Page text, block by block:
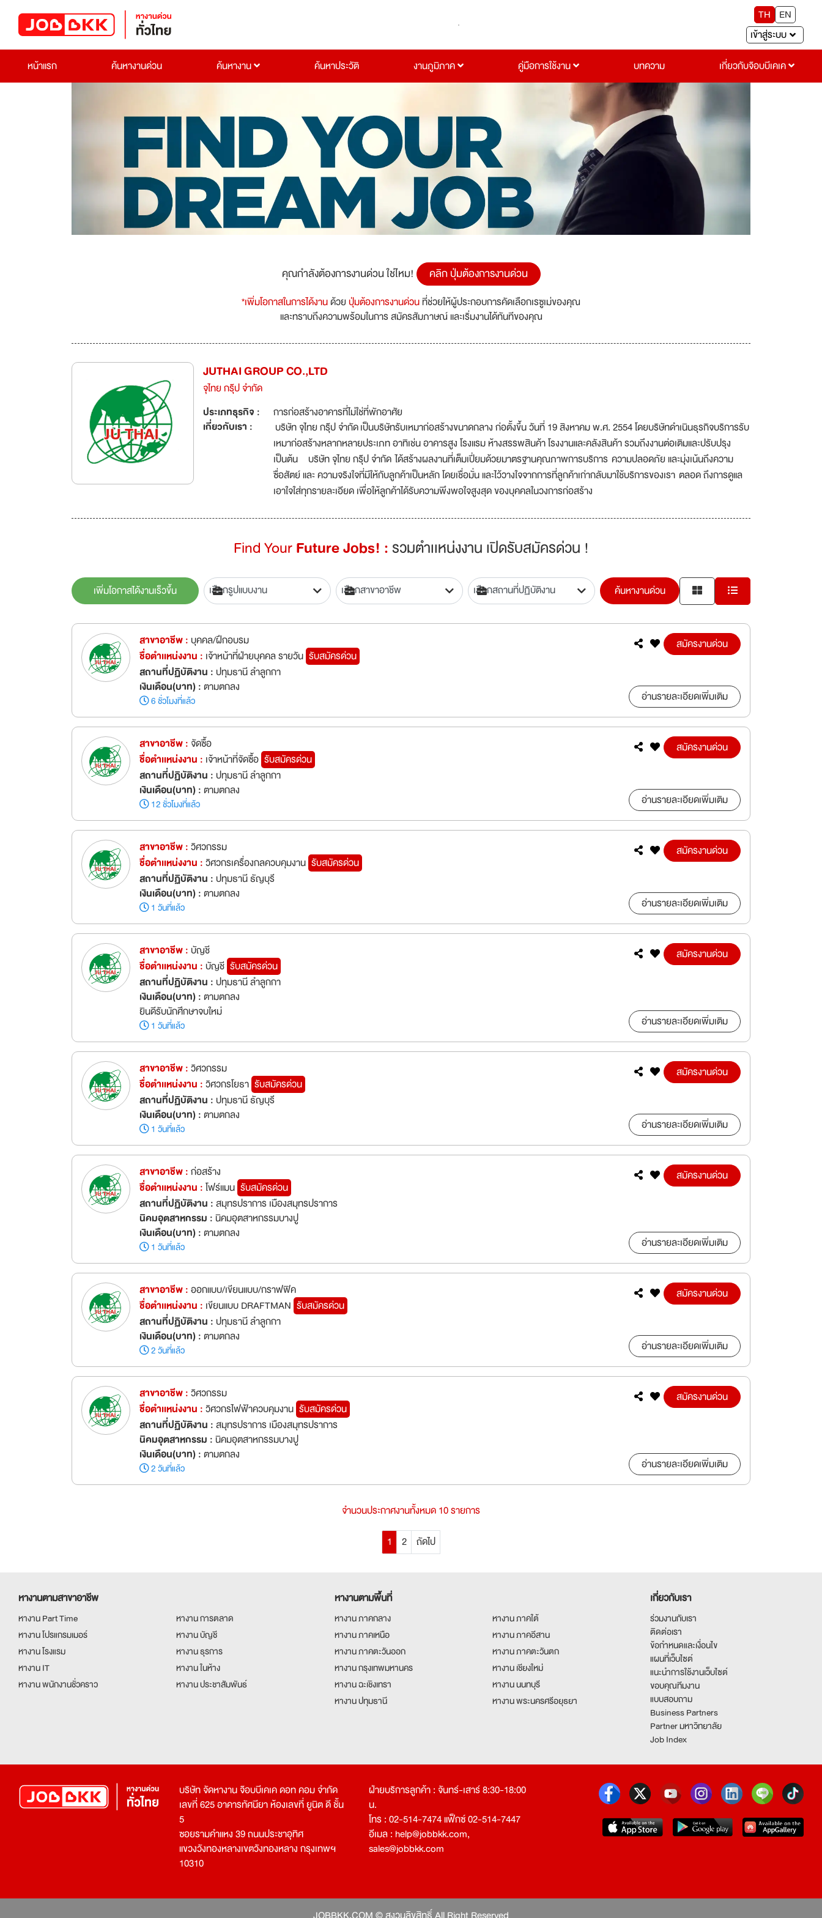
TH
EN
เข้าสู่ระบบ
หน้าแรก
ค้นหางานด่วน ค้นหางาน ค้นหาประวัติ งานภูมิภาค คู่มือการใช้งาน บทความ เกี่ยวกับจ๊อบบีเคเค
คุณกำลังต้องการงานด่วน ใช่ไหม! คลิก ปุ่มต้องการงานด่วน
*เพิ่มโอกาสในการได้งานด้วยปุ่มต้องการงานด่วนที่ช่วยให้ผู้ประกอบการคัดเลือกเรซูเม่ของคุณ
และทราบถึงความพร้อมในการ สมัครสัมภาษณ์ และเริ่มงานได้ทันทีของคุณ
JUTHAI GROUP CO.,LTD
จุไทย กรุ๊ป จำกัด
ประเภทธุรกิจ :
การก่อสร้างอาคารที่ไม่ใช่ที่พักอาศัย
เกี่ยวกับเรา :
บริษัท จุไทย กรุ๊ป จำกัด เป็นบริษัทรับเหมาก่อสร้างขนาดกลาง ก่อตั้งขึ้น วันที่ 19 สิงหาคม พ.ศ. 2554 โดยบริษัทดำเนินธุรกิจบริการรับ
เหมาก่อสร้างหลากหลายประเภท อาทิเช่น อาคารสูง โรงแรม ห้างสรรพสินค้า โรงงานและคลังสินค้า รวมถึงงานต่อเติมและปรับปรุง
เป็นต้น บริษัท จุไทย กรุ๊ป จำกัด ได้สร้างผลงานที่เต็มเปี่ยมด้วยมาตรฐานคุณภาพการบริการ ความปลอดภัย และมุ่งเน้นถึงความ
ซื่อสัตย์ และ ความจริงใจที่มีให้กับลูกค้าเป็นหลัก โดยเชื่อมั่น และไว้วางใจจากการที่ลูกค้าเก่ากลับมาใช้บริการของเรา ตลอด ถึงการดูแล
เอาใจใส่ทุกรายละเอียด เพื่อให้ลูกค้าได้รับความพึงพอใจสูงสุด ของบุคคลในวงการก่อสร้าง
Find YourFuture Jobs! :รวมตำเเหน่งงาน เปิดรับสมัครด่วน !
เพิ่มโอกาสได้งานเร็วขึ้น ค้นหางานด่วน
สาขาอาชีพ :บุคคล/ฝึกอบรม
ชื่อตำเเหน่งงาน : เจ้าหน้าที่ฝ่ายบุคคล รายวัน รับสมัครด่วน
สถานที่ปฏิบัติงาน :ปทุมธานี ลำลูกกา
เงินเดือน(บาท) :ตามตกลง
6 ชั่วโมงที่แล้ว
สมัครงานด่วน
อ่านรายละเอียดเพิ่มเติม
สาขาอาชีพ : จัดซื้อ
ชื่อตำเเหน่งงาน : เจ้าหน้าที่จัดซื้อ รับสมัครด่วน
สถานที่ปฏิบัติงาน :ปทุมธานี ลำลูกกา
เงินเดือน(บาท) :ตามตกลง
12 ชั่วโมงที่แล้ว
สมัครงานด่วน
อ่านรายละเอียดเพิ่มเติม
สาขาอาชีพ :วิศวกรรม
ชื่อตำเเหน่งงาน :วิศวกรเครื่องกลควบคุมงาน รับสมัครด่วน
สถานที่ปฏิบัติงาน :ปทุมธานี ธัญบุรี
เงินเดือน(บาท) :ตามตกลง
1 วันที่แล้ว
สมัครงานด่วน
อ่านรายละเอียดเพิ่มเติม
สาขาอาชีพ :บัญชี
ชื่อตำเเหน่งงาน :บัญชี รับสมัครด่วน
สถานที่ปฏิบัติงาน :ปทุมธานี ลำลูกกา
เงินเดือน(บาท) :ตามตกลง
ยินดีรับนักศึกษาจบใหม่
1 วันที่แล้ว
สมัครงานด่วน
อ่านรายละเอียดเพิ่มเติม
สาขาอาชีพ :วิศวกรรม
ชื่อตำเเหน่งงาน :วิศวกรโยธา รับสมัครด่วน
สถานที่ปฏิบัติงาน :ปทุมธานี ธัญบุรี
เงินเดือน(บาท) :ตามตกลง
1 วันที่แล้ว
สมัครงานด่วน
อ่านรายละเอียดเพิ่มเติม
สาขาอาชีพ :ก่อสร้าง
ชื่อตำเเหน่งงาน :โฟร์แมน รับสมัครด่วน
สถานที่ปฏิบัติงาน :สมุทรปราการ เมืองสมุทรปราการ
นิคมอุตสาหกรรม :นิคมอุตสาหกรรมบางปู
เงินเดือน(บาท) :ตามตกลง
1 วันที่แล้ว
สมัครงานด่วน
อ่านรายละเอียดเพิ่มเติม
สาขาอาชีพ :ออกแบบ/เขียนแบบ/กราฟฟิค
ชื่อตำเเหน่งงาน : เขียนแบบ DRAFTMAN รับสมัครด่วน
สถานที่ปฏิบัติงาน :ปทุมธานี ลำลูกกา
เงินเดือน(บาท) :ตามตกลง
2 วันที่แล้ว
สมัครงานด่วน
อ่านรายละเอียดเพิ่มเติม
สาขาอาชีพ :วิศวกรรม
ชื่อตำเเหน่งงาน :วิศวกรไฟฟ้าควบคุมงาน รับสมัครด่วน
สถานที่ปฏิบัติงาน :สมุทรปราการ เมืองสมุทรปราการ
นิคมอุตสาหกรรม :นิคมอุตสาหกรรมบางปู
เงินเดือน(บาท) :ตามตกลง
2 วันที่แล้ว
สมัครงานด่วน
อ่านรายละเอียดเพิ่มเติม
จำนวนประกาศงานทั้งหมด 10 รายการ
1
2 ถัดไป
หางานตามสาขาอาชีพ
หางาน Part Time
หางาน การตลาด
หางาน โปรแกรมเมอร์
หางาน บัญชี
หางาน โรงแรม
หางาน ธุรการ
หางาน IT
หางาน ในห้าง
หางาน พนักงานชั่วคราว
หางาน ประชาสัมพันธ์
หางานตามพื้นที่
หางาน ภาคกลาง
หางาน ภาคใต้
หางาน ภาคเหนือ
หางาน ภาคอีสาน
หางาน ภาคตะวันออก
หางาน ภาคตะวันตก
หางาน กรุงเทพมหานคร
หางาน เชียงใหม่
หางาน ฉะเชิงเทรา
หางาน นนทบุรี
หางาน ปทุมธานี
หางาน พระนครศรีอยุธยา
เกี่ยวกับเรา
ร่วมงานกับเรา
ติดต่อเรา
ข้อกำหนดและเงื่อนไข
แผนที่เว็บไซต์
แนะนำการใช้งานเว็บไซต์
ขอบคุณทีมงาน
แบบสอบถาม
Business Partners
Partner มหาวิทยาลัย
Job Index
บริษัท จัดหางาน จ๊อบบีเคเค ดอท คอม จำกัด
เลขที่ 625 อาคารทัศนียา ห้องเลขที่ ยูนิต ดี ชั้น
5
ซอยรามคำแหง 39 ถนนประชาอุทิศ
แขวงวังทองหลางเขตวังทองหลาง กรุงเทพฯ
10310
ฝ่ายบริการลูกค้า : จันทร์-เสาร์ 8:30-18:00
น.
โทร : 02-514-7474 แฟ็กซ์ 02-514-7447
อีเมล : help@jobbkk.com,
sales@jobbkk.com